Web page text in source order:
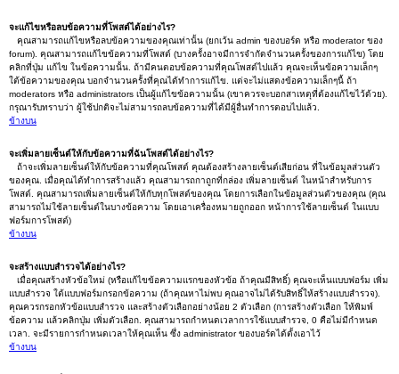
จะแก้ไขหรือลบข้อความที่โพสต์ได้อย่างไร?
คุณสามารถแก้ไขหรือลบข้อความของคุณเท่านั้น (ยกเว้น admin ของบอร์ด หรือ moderator ของ
forum). คุณสามารถแก้ไขข้อความที่โพสต์ (บางครั้งอาจมีการจำกัดจำนวนครั้งของการแก้ไข) โดย
คลิกที่ปุ่ม แก้ไข ในข้อความนั้น. ถ้ามีคนตอบข้อความที่คุณโพสต์ไปแล้ว คุณจะเห็นข้อความเล็กๆ
ใต้ข้อความของคุณ บอกจำนวนครั้งที่คุณได้ทำการแก้ไข. แต่จะไม่แสดงข้อความเล็กๆนี้ ถ้า
moderators หรือ administrators เป็นผู้แก้ไขข้อความนั้น (เขาควรจะบอกสาเหตุที่ต้องแก้ไขไว้ด้วย).
กรุณารับทราบว่า ผู้ใช้ปกติจะไม่สามารถลบข้อความที่ได้มีผู้อื่นทำการตอบไปแล้ว.
ข้างบน
จะเพิ่มลายเซ็นต์ให้กับข้อความที่ฉันโพสต์ได้อย่างไร?
ถ้าจะเพิ่มลายเซ็นต์ให้กับข้อความที่คุณโพสต์ คุณต้องสร้างลายเซ็นต์เสียก่อน ที่ในข้อมูลส่วนตัว
ของคุณ. เมื่อคุณได้ทำการสร้างแล้ว คุณสามารถกาถูกที่กล่อง เพิ่มลายเซ็นต์ ในหน้าสำหรับการ
โพสต์. คุณสามารถเพิ่มลายเซ็นต์ให้กับทุกโพสต์ของคุณ โดยการเลือกในข้อมูลส่วนตัวของคุณ (คุณ
สามารถไม่ใช้ลายเซ็นต์ในบางข้อความ โดยเอาเครื่องหมายถูกออก หน้าการใช้ลายเซ็นต์ ในแบบ
ฟอร์มการโพสต์)
ข้างบน
จะสร้างแบบสำรวจได้อย่างไร?
เมื่อคุณสร้างหัวข้อใหม่ (หรือแก้ไขข้อความแรกของหัวข้อ ถ้าคุณมีสิทธิ์) คุณจะเห็นแบบฟอร์ม เพิ่ม
แบบสำรวจ ใต้แบบฟอร์มกรอกข้อความ (ถ้าคุณหาไม่พบ คุณอาจไม่ได้รับสิทธิ์ให้สร้างแบบสำรวจ).
คุณควรกรอกหัวข้อแบบสำรวจ และสร้างตัวเลือกอย่างน้อย 2 ตัวเลือก (การสร้างตัวเลือก ให้พิมพ์
ข้อความ แล้วคลิกปุ่ม เพิ่มตัวเลือก. คุณสามารถกำหนดเวลาการใช้แบบสำรวจ, 0 คือไม่มีกำหนด
เวลา. จะมีรายการกำหนดเวลาให้คุณเห็น ซึ่ง administrator ของบอร์ดได้ตั้งเอาไว้
ข้างบน